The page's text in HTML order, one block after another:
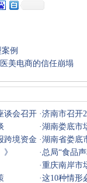
例
美电商的信任崩塌
谈会召开 ·济南市召开
·湖南娄底市
跨境资金 ·湖南省娄底
·总局“食品
·重庆南岸市
·这10种情形